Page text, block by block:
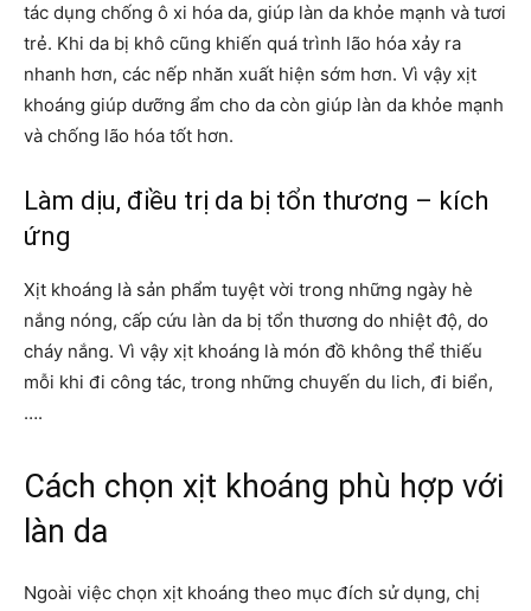
tác dụng chống ô xi hóa da, giúp làn da khỏe mạnh và tươi
trẻ. Khi da bị khô cũng khiến quá trình lão hóa xảy ra
nhanh hơn, các nếp nhăn xuất hiện sớm hơn. Vì vậy xịt
khoáng giúp dưỡng ẩm cho da còn giúp làn da khỏe mạnh
và chống lão hóa tốt hơn.
Làm dịu, điều trị da bị tổn thương – kích
ứng
Xịt khoáng là sản phẩm tuyệt vời trong những ngày hè
nắng nóng, cấp cứu làn da bị tổn thương do nhiệt độ, do
cháy nắng. Vì vậy xịt khoáng là món đồ không thể thiếu
mỗi khi đi công tác, trong những chuyến du lich, đi biển,
….
Cách chọn xịt khoáng phù hợp với
làn da
Ngoài việc chọn xịt khoáng theo mục đích sử dụng, chị